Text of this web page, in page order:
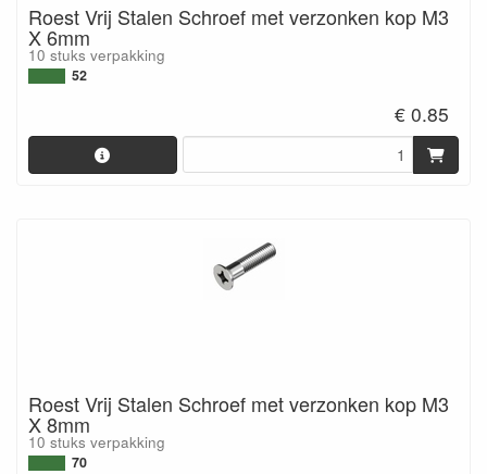
Roest Vrij Stalen Schroef met verzonken kop M3
X 6mm
10 stuks verpakking
52
€ 0.85
Roest Vrij Stalen Schroef met verzonken kop M3
X 8mm
10 stuks verpakking
70